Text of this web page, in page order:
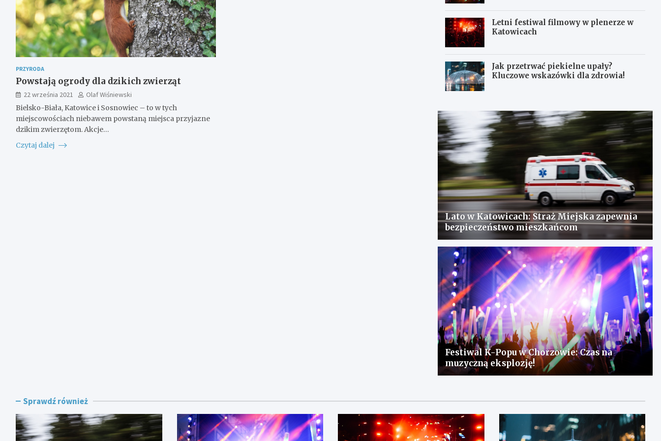
PRZYRODA
Powstają ogrody dla dzikich zwierząt
22 września 2021
Olaf Wiśniewski
Bielsko-Biała, Katowice i Sosnowiec – to w tych
miejscowościach niebawem powstaną miejsca przyjazne
dzikim zwierzętom. Akcje…
Czytaj dalej
Letni festiwal filmowy w plenerze w
Katowicach
Jak przetrwać piekielne upały?
Kluczowe wskazówki dla zdrowia!
Lato w Katowicach: Straż Miejska zapewnia
bezpieczeństwo mieszkańcom
Festiwal K-Popu w Chorzowie: Czas na
muzyczną eksplozję!
Sprawdź również